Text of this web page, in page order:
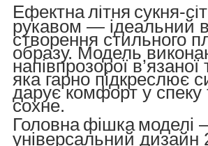
Ефектналітня сукня-
рукавом — ідеальний
створення стильного
образу. Модель
напівпрозорої
яка гарно підкреслює
дарує комфорт у
сохне.
Головна фішка моделі
універсальний дизайн